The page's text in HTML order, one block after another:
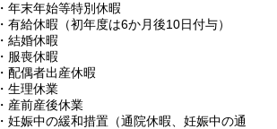
・年末年始等特別休暇
・有給休暇（初年度は6か月後10日付与）
・結婚休暇
・服喪休暇
・配偶者出産休暇
・生理休業
・産前産後休業
・妊娠中の緩和措置（通院休暇、妊娠中の通